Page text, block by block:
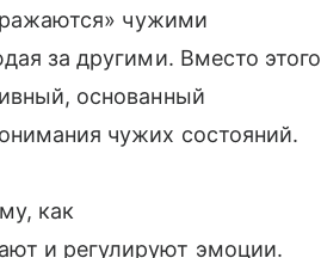
чужими
за другими. Вместо этого
основанный
чужих состояний.
как
и регулируют эмоции.